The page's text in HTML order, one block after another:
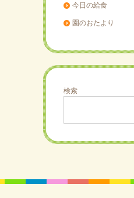
今日の給食
園のおたより
検索